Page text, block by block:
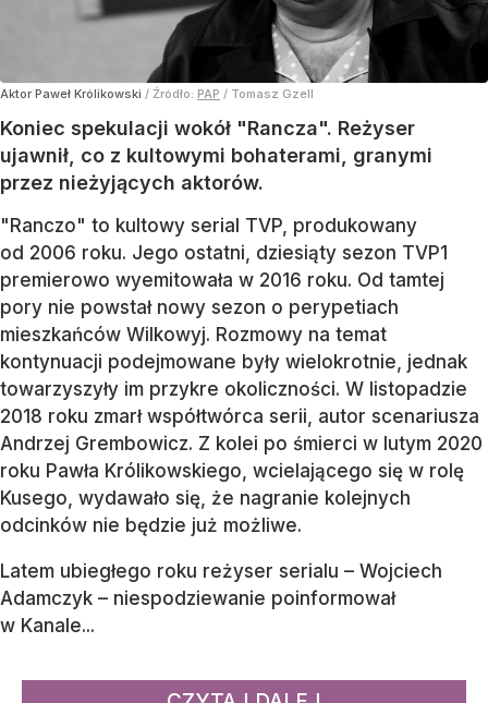
Aktor Paweł Królikowski / Źródło: PAP / Tomasz Gzell
Koniec spekulacji wokół "Rancza". Reżyser
ujawnił, co z kultowymi bohaterami, granymi
przez nieżyjących aktorów.
"Ranczo" to kultowy serial TVP, produkowany
od 2006 roku. Jego ostatni, dziesiąty sezon TVP1
premierowo wyemitowała w 2016 roku. Od tamtej
pory nie powstał nowy sezon o perypetiach
mieszkańców Wilkowyj. Rozmowy na temat
kontynuacji podejmowane były wielokrotnie, jednak
towarzyszyły im przykre okoliczności. W listopadzie
2018 roku zmarł współtwórca serii, autor scenariusza
Andrzej Grembowicz. Z kolei po śmierci w lutym 2020
roku Pawła Królikowskiego, wcielającego się w rolę
Kusego, wydawało się, że nagranie kolejnych
odcinków nie będzie już możliwe.
Latem ubiegłego roku reżyser serialu – Wojciech
Adamczyk – niespodziewanie poinformował
w Kanale...